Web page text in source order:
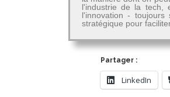
l'industrie de la tech,
l'innovation -
stratégique pour
Partager :
LinkedIn